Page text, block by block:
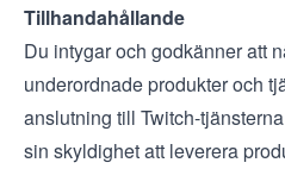
Tillhandahållande
Du intygar och godkänner att
underordnade produkter och
anslutning till Twitch-
sin skyldighet att leverera